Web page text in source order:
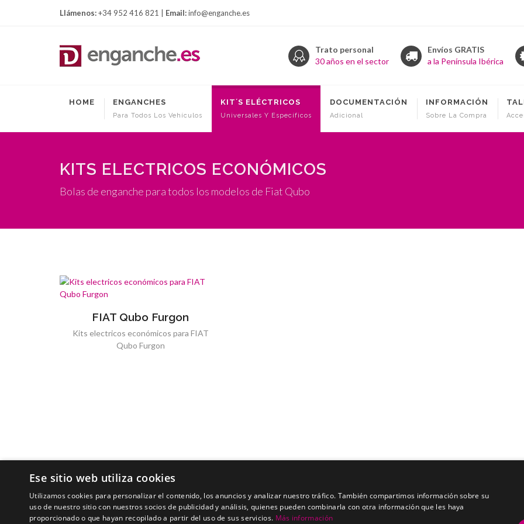
Llámenos:+34 952 416 821 | Email:info@enganche.es
Trato personal
30 años en el sector
Envíos GRATIS
a la Península Ibérica
HOME ENGANCHES
Para Todos Los Vehículos
KIT´S ELÉCTRICOS
Universales Y Específicos
DOCUMENTACIÓN
Adicional
INFORMACIÓN
Sobre La Compra
KITS ELECTRICOS ECONÓMICOS
Bolas de enganche para todos los modelos de Fiat Qubo
FIAT Qubo Furgon
Kits electricos económicos para FIAT
Qubo Furgon
Ese sitio web utiliza cookies
Utilizamos cookies para personalizar el contenido, los anuncios y analizar nuestro tráfico. También compartimos información sobre su
uso de nuestro sitio con nuestros socios de publicidad y análisis, quienes pueden combinarla con otra información que les haya
proporcionado o que hayan recopilado a partir del uso de sus servicios. Más información